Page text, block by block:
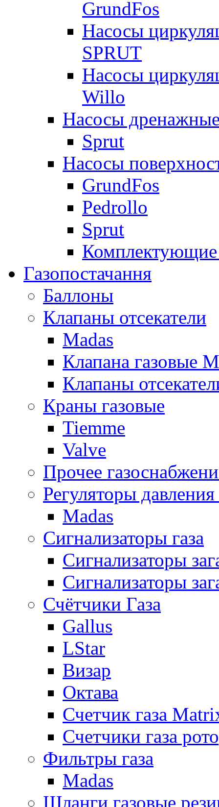
GrundFos
Насосы
SPRUT
Насосы
Willo
Насосы
Sprut
Насосы
GrundFos
Pedrollo
Sprut
Комплектующие
Газопостачання
Баллоны
Клапаны отсекатели
Madas
Клапана газовые
Клапаны
Краны газовые
Tiemme
Valve
Прочее
Регуляторы давления
Madas
Сигнализаторы газа
Сигнализаторы
Сигнализаторы
Счётчики Газа
Gallus
LStar
Визар
Октава
Счетчик газа
Счетчики газа
Фильтры газа
Madas
Шланги газовые